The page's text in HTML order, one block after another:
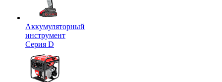
Аккумуляторный
инструмент
Серия D